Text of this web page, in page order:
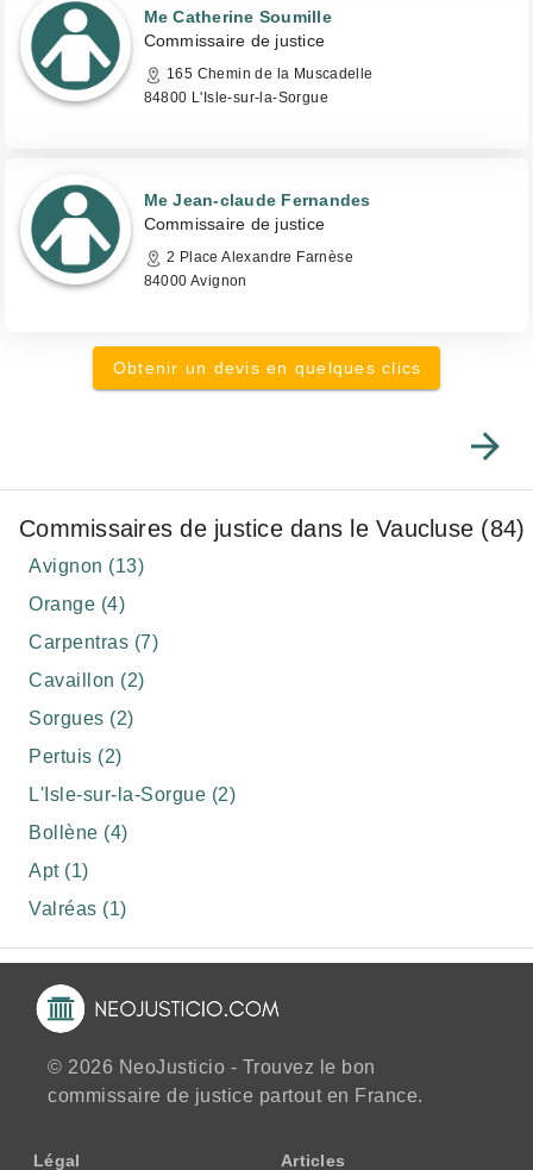
Me Catherine Soumille
Commissaire de justice
165 Chemin de la Muscadelle
84800 L'Isle-sur-la-Sorgue
Me Jean-claude Fernandes
Commissaire de justice
2 Place Alexandre Farnèse
84000 Avignon
Obtenir un devis en quelques clics
Commissaires de justice dans le Vaucluse (84)
Avignon (13)
Orange (4)
Carpentras (7)
Cavaillon (2)
Sorgues (2)
Pertuis (2)
L'Isle-sur-la-Sorgue (2)
Bollène (4)
Apt (1)
Valréas (1)
© 2026 NeoJusticio - Trouvez le bon
commissaire de justice partout en France.
Légal Articles